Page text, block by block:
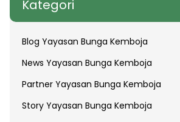
Kategori
Blog Yayasan Bunga Kemboja
News Yayasan Bunga Kemboja
Partner Yayasan Bunga Kemboja
Story Yayasan Bunga Kemboja